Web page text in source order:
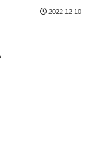
ダイソーのタイ
は微妙だった
2022.12.10